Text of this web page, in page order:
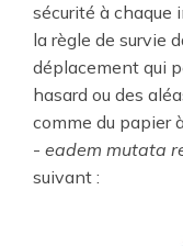
sécurité à chaque
la règle de survie
déplacement qui
hasard ou des
comme du papier
- eadem mutata
suivant :